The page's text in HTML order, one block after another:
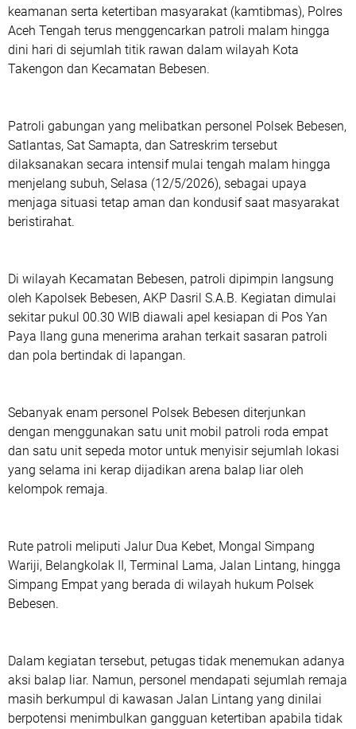
keamanan serta ketertiban masyarakat (kamtibmas), Polres
Aceh Tengah terus menggencarkan patroli malam hingga
dini hari di sejumlah titik rawan dalam wilayah Kota
Takengon dan Kecamatan Bebesen.
Patroli gabungan yang melibatkan personel Polsek Bebesen,
Satlantas, Sat Samapta, dan Satreskrim tersebut
dilaksanakan secara intensif mulai tengah malam hingga
menjelang subuh, Selasa (12/5/2026), sebagai upaya
menjaga situasi tetap aman dan kondusif saat masyarakat
beristirahat.
Di wilayah Kecamatan Bebesen, patroli dipimpin langsung
oleh Kapolsek Bebesen, AKP Dasril S.A.B. Kegiatan dimulai
sekitar pukul 00.30 WIB diawali apel kesiapan di Pos Yan
Paya Ilang guna menerima arahan terkait sasaran patroli
dan pola bertindak di lapangan.
Sebanyak enam personel Polsek Bebesen diterjunkan
dengan menggunakan satu unit mobil patroli roda empat
dan satu unit sepeda motor untuk menyisir sejumlah lokasi
yang selama ini kerap dijadikan arena balap liar oleh
kelompok remaja.
Rute patroli meliputi Jalur Dua Kebet, Mongal Simpang
Wariji, Belangkolak II, Terminal Lama, Jalan Lintang, hingga
Simpang Empat yang berada di wilayah hukum Polsek
Bebesen.
Dalam kegiatan tersebut, petugas tidak menemukan adanya
aksi balap liar. Namun, personel mendapati sejumlah remaja
masih berkumpul di kawasan Jalan Lintang yang dinilai
berpotensi menimbulkan gangguan ketertiban apabila tidak